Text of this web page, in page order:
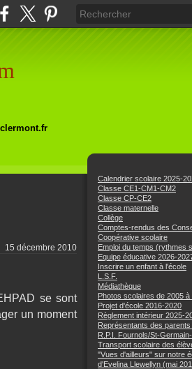
15 décembre 2010
se sont
un moment
Calendrier scolaire 2025-
Classe CE1-CM1-CM2
Classe CP-CE2
Classe maternelle
Collège
Comptes-rendus des
Coopérative scolaire
Emploi du temps (rythmes
Equipe éducative 2026-
Inscrire un enfant à l'école
L.S.F.
Médiathèque
Photos scolaires de 2005 à
Projet d'école 2016-2020
Règlement intérieur 2025-
Représentants des
R.P.I. Fournols/St-
Transport scolaire des
"Vues d'ailleurs" sur notre
d'Evelina Llewellyn (mai